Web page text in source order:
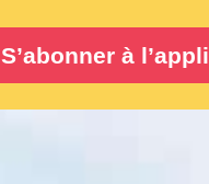
S’abonner à l’appli